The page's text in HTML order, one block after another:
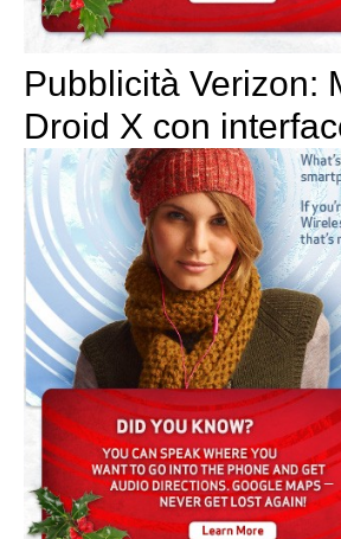
Pubblicità Verizon:
Droid X con